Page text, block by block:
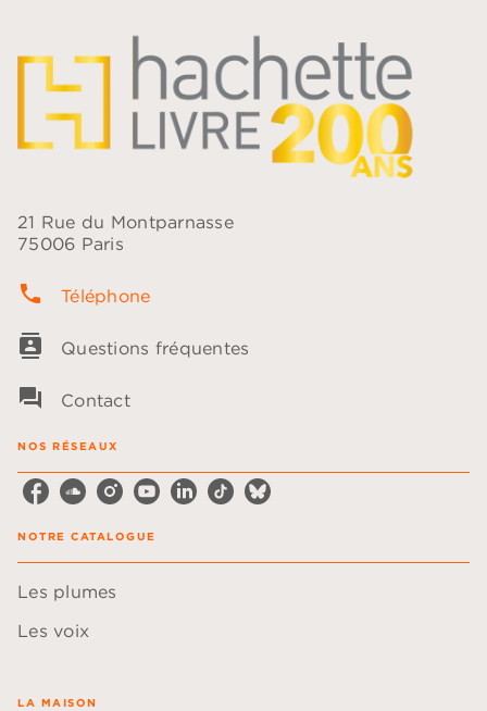
21 Rue du Montparnasse
75006 Paris
phone Téléphone
contacts Questions fréquentes
question_answer Contact
NOS RÉSEAUX
NOTRE CATALOGUE
Les plumes
Les voix
LA MAISON